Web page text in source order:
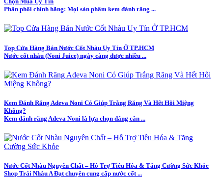
Phân phối chính hãng: Mọi sản phẩm kem đánh răng ...
Top Cửa Hàng Bán Nước Cốt Nhàu Uy Tín Ở TP.HCM
Nước cốt nhàu (Noni Juice) ngày càng được nhiều ...
Kem Đánh Răng Adeva Noni Có Giúp Trắng Răng Và Hết Hôi Miệng
Không?
Kem đánh răng Adeva Noni là lựa chọn đáng cân ...
Nước Cốt Nhàu Nguyên Chất – Hỗ Trợ Tiêu Hóa & Tăng Cường Sức Khỏe
Shop Trái Nhàu A Đạt chuyên cung cấp nước cốt ...